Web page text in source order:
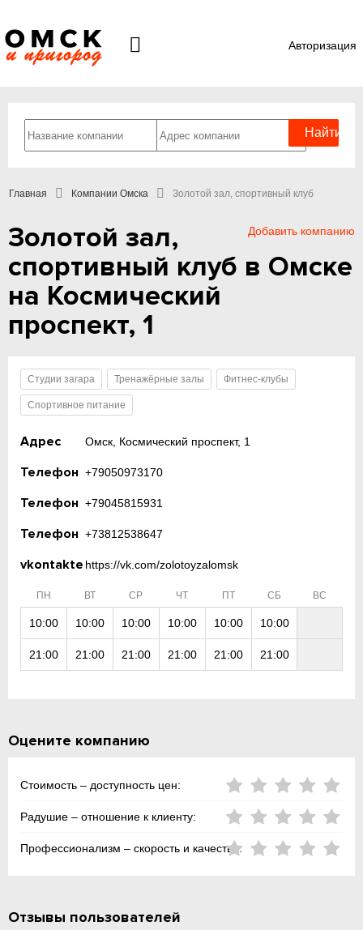
Авторизация
Главная Компании Омска Золотой зал, спортивный клуб
Добавить компанию
Золотой зал,
спортивный клуб в Омске
на Космический
проспект, 1
Студии загара Тренажёрные залы Фитнес-клубы
Спортивное питание
Адрес Омск, Космический проспект, 1
Телефон +79050973170
Телефон +79045815931
Телефон +73812538647
vkontakte https://vk.com/zolotoyzalomsk
ПН ВТ СР ЧТ ПТ СБ ВС
10:00 10:00 10:00 10:00 10:00 10:00
21:00 21:00 21:00 21:00 21:00 21:00
Оцените компанию
Стоимость – доступность цен:
Радушие – отношение к клиенту:
Профессионализм – скорость и качество:
Отзывы пользователей